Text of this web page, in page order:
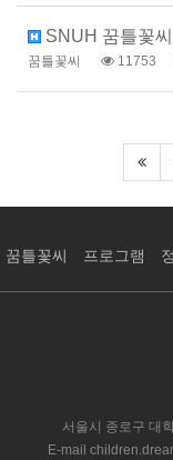
SNUH 꿈틀꽃
꿈틀꽃씨 11753
꿈틀꽃씨 프로그램
서울시 종로구 대
E-mail